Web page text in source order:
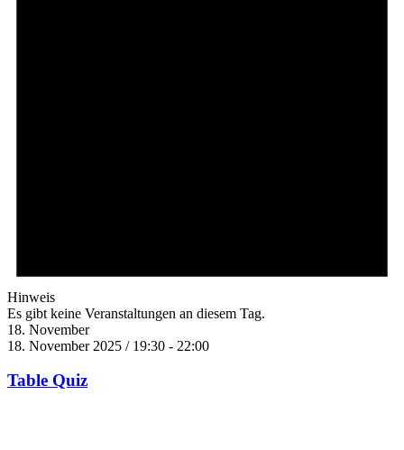
Hinweis
Es gibt keine Veranstaltungen an diesem Tag.
18. November
18. November 2025 / 19:30 - 22:00
Table Quiz